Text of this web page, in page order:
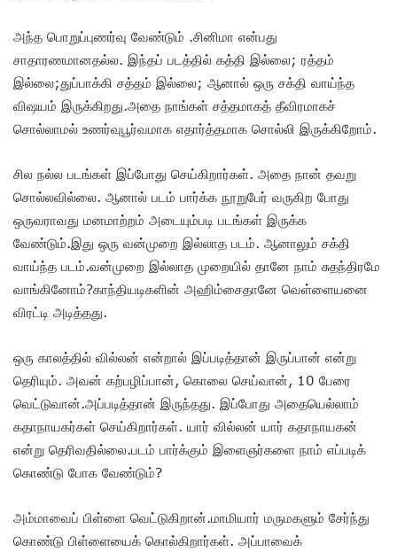
அந்த பொறுப்புணர்வு வேண்டும் .சினிமா என்பது
சாதாரணமானதல்ல. இந்தப் படத்தில் கத்தி இல்லை; ரத்தம்
இல்லை;துப்பாக்கி சத்தம் இல்லை; ஆனால் ஒரு சக்தி வாய்ந்த
விஷயம் இருக்கிறது.அதை நாங்கள் சத்தமாகத் தீவிரமாகச்
சொல்லாமல் உணர்வுபூர்வமாக எதார்த்தமாக சொல்லி இருக்கிறோம்.
சில நல்ல படங்கள் இப்போது செய்கிறார்கள். அதை நான் தவறு
சொல்லவில்லை. ஆனால் படம் பார்க்க நூறுபேர் வருகிற போது
ஒருவராவது மனமாற்றம் அடையும்படி படங்கள் இருக்க
வேண்டும்.இது ஒரு வன்முறை இல்லாத படம். ஆனாலும் சக்தி
வாய்ந்த படம்.வன்முறை இல்லாத முறையில் தானே நாம் சுதந்திரமே
வாங்கினோம்?காந்தியடிகளின் அஹிம்சைதானே வெள்ளையனை
விரட்டி அடித்தது.
ஒரு காலத்தில் வில்லன் என்றால் இப்படித்தான் இருப்பான் என்று
தெரியும். அவன் கற்பழிப்பான், கொலை செய்வான், 10 பேரை
வெட்டுவான்.அப்படித்தான் இருந்தது. இப்போது அதையெல்லாம்
கதாநாயகர்கள் செய்கிறார்கள். யார் வில்லன் யார் கதாநாயகன்
என்று தெரிவதில்லை.படம் பார்க்கும் இளைஞர்களை நாம் எப்படிக்
கொண்டு போக வேண்டும்?
அம்மாவைப் பிள்ளை வெட்டுகிறான்.மாமியார் மருமகளும் சேர்ந்து
கொண்டு பிள்ளையைக் கொல்கிறார்கள். அப்பாவைக்